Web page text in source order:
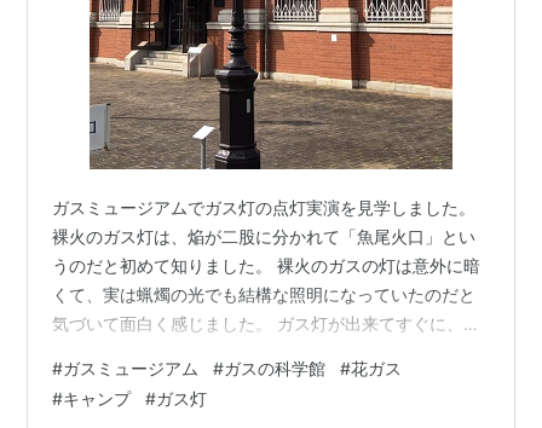
ガスミュージアムでガス灯の点灯実演を見学しました。
裸火のガス灯は、焔が二股に分かれて「魚尾火口」とい
うのだと初めて知りました。 裸火のガスの灯は意外に暗
くて、実は蝋燭の光でも結構な照明になっていたのだと
気づいて面白く感じました。 ガス灯が出来てすぐに、
ネーションに使われたというのにも驚きました。上の写
真に見えるのがその縮小版レプリカです。 LEDや有機Ｅ
#ガスミュージアム #ガスの科学館 #花ガス
#キャンプ #ガス灯